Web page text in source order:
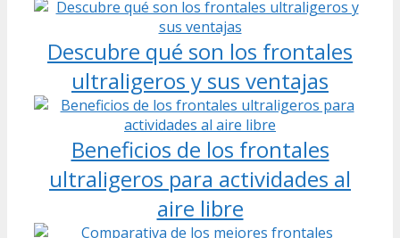
Descubre qué son los frontales
ultraligeros y sus ventajas
Beneficios de los frontales
ultraligeros para actividades al
aire libre